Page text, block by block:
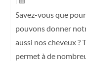
Savez-vous que
pouvons donner
aussi nos cheveux ?
permet à de